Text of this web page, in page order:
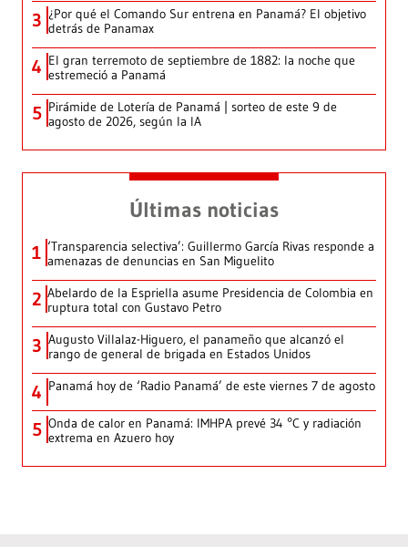
3 ¿Por qué el Comando Sur entrena en Panamá? El objetivo
detrás de Panamax
4 El gran terremoto de septiembre de 1882: la noche que
estremeció a Panamá
5 Pirámide de Lotería de Panamá | sorteo de este 9 de
agosto de 2026, según la IA
Últimas noticias
1 ‘Transparencia selectiva’: Guillermo García Rivas responde a
amenazas de denuncias en San Miguelito
2 Abelardo de la Espriella asume Presidencia de Colombia en
ruptura total con Gustavo Petro
3 Augusto Villalaz-Higuero, el panameño que alcanzó el
rango de general de brigada en Estados Unidos
4 Panamá hoy de ‘Radio Panamá’ de este viernes 7 de agosto
5 Onda de calor en Panamá: IMHPA prevé 34 °C y radiación
extrema en Azuero hoy